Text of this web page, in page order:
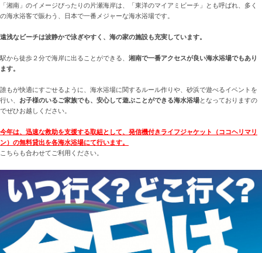
「湘南」のイメージぴったりの片瀬海岸は、「東洋のマイアミビーチ」とも呼ばれ、多く
の海水浴客で賑わう、日本で一番メジャーな海水浴場です。
遠浅なビーチは波静かで泳ぎやすく、海の家の施設も充実しています。
駅から徒歩２分で海岸に出ることができる、 湘南で一番アクセスが良い海水浴場でもあり
ます。
誰もが快適にすごせるように、海水浴場に関するルール作りや、砂浜で遊べるイベントを
行い、 お子様のいるご家族でも、安心して遊ぶことができる海水浴場となっておりますの
でぜひお越しください。
今年は、迅速な救助を支援する取組として、発信機付きライフジャケット（ココヘリマリ
ン）の無料貸出を各海水浴場にて行います。
こちらも合わせてご利用ください。